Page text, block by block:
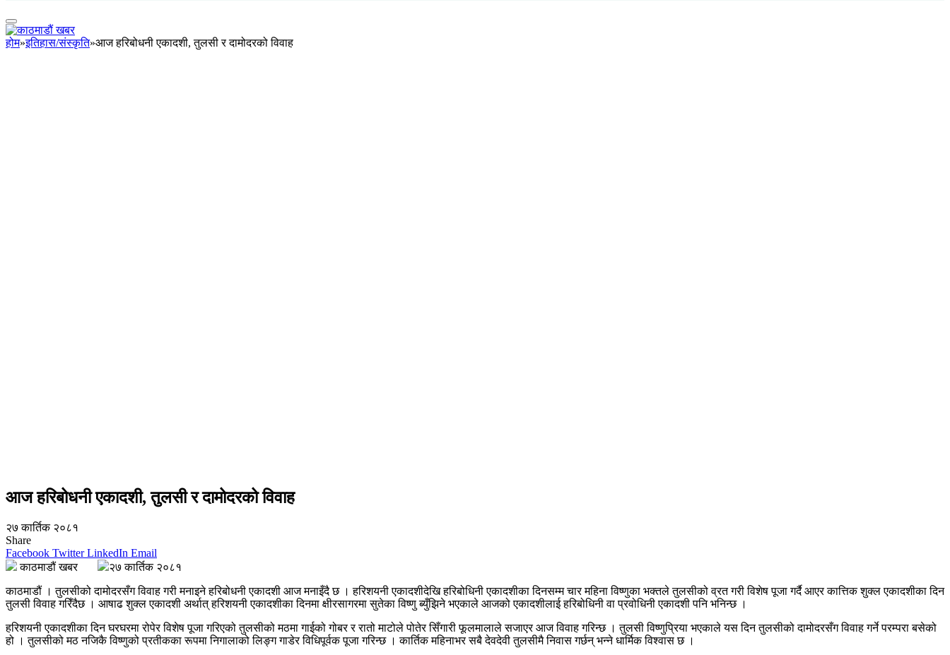
होम»इतिहास/संस्कृति»आज हरिबोधनी एकादशी, तुलसी र दामोदरको विवाह
आज हरिबोधनी एकादशी, तुलसी र दामोदरको विवाह
२७ कार्तिक २०८१
Share
Facebook Twitter LinkedIn Email
काठमाडौं खबर
२७ कार्तिक २०८१
काठमाडौं । तुलसीको दामोदरसँग विवाह गरी मनाइने हरिबोधनी एकादशी आज मनाइँदै छ । हरिशयनी एकादशीदेखि हरिबोधिनी एकादशीका दिनसम्म चार महिना विष्णुका भक्तले तुलसीको व्रत गरी विशेष पूजा गर्दै आएर कात्तिक शुक्ल एकादशीका दिन
तुलसी विवाह गरिँदैछ । आषाढ शुक्ल एकादशी अर्थात् हरिशयनी एकादशीका दिनमा क्षीरसागरमा सुतेका विष्णु ब्युँझिने भएकाले आजको एकादशीलाई हरिबोधिनी वा प्रवोधिनी एकादशी पनि भनिन्छ ।
हरिशयनी एकादशीका दिन घरघरमा रोपेर विशेष पूजा गरिएको तुलसीको मठमा गाईको गोबर र रातो माटोले पोतेर सिँगारी फूलमालाले सजाएर आज विवाह गरिन्छ । तुलसी विष्णुप्रिया भएकाले यस दिन तुलसीको दामोदरसँग विवाह गर्ने परम्परा बसेको
हो । तुलसीको मठ नजिकै विष्णुको प्रतीकका रूपमा निगालाको लिङ्ग गाडेर विधिपूर्वक पूजा गरिन्छ । कार्तिक महिनाभर सबै देवदेवी तुलसीमै निवास गर्छन् भन्ने धार्मिक विश्वास छ ।